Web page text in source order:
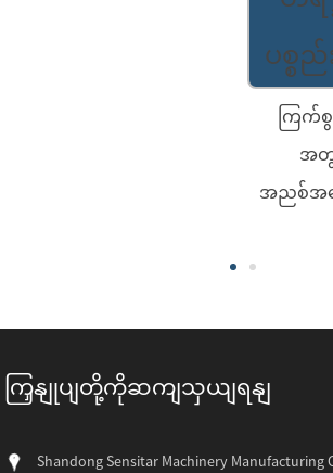
ကြက်စွ
အတွ
အညစ်အ
ကြှနျုပျတို့ကိုဆကျသှယျရနျ
Shandong Sensitar Machinery Manufacturing